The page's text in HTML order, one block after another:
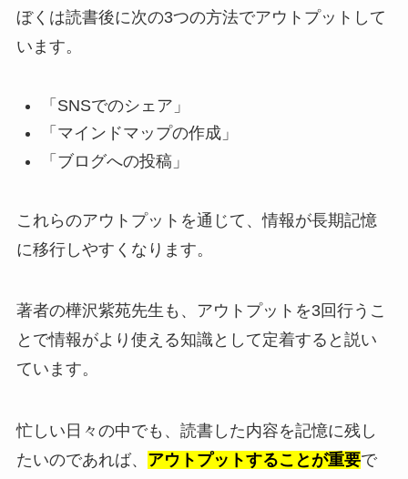
ぼくは読書後に次の3つの方法でアウトプットして
います。
「SNSでのシェア」
「マインドマップの作成」
「ブログへの投稿」
これらのアウトプットを通じて、情報が長期記憶
に移行しやすくなります。
著者の樺沢紫苑先生も、アウトプットを3回行うこ
とで情報がより使える知識として定着すると説い
ています。
忙しい日々の中でも、読書した内容を記憶に残し
たいのであれば、 アウトプットすることが重要で